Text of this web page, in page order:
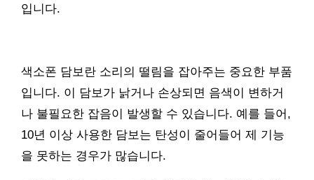
입니다.
색소폰 담보란 소리의 떨림을 잡아주는 중요한 부품
입니다. 이 담보가 낡거나 손상되면 음색이 변하거
나 불필요한 잡음이 발생할 수 있습니다. 예를 들어,
10년 이상 사용한 담보는 탄성이 줄어들어 제 기능
을 못하는 경우가 많습니다.